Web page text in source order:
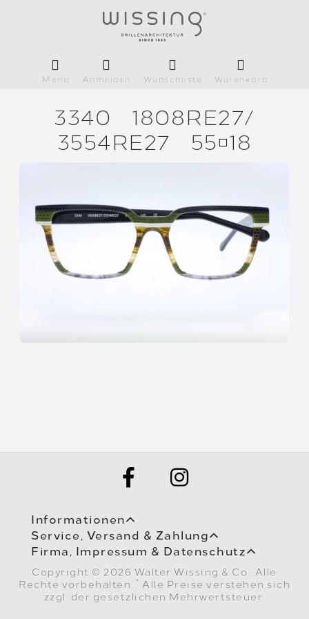
Menü Anmelden Wunschliste Warenkorb
3340
1808RE27/
3554RE27
5518
Informationen
Service, Versand & Zahlung
Firma, Impressum & Datenschutz
Copyright © 2026 Walter Wissing & Co.. Alle
Rechte vorbehalten.
* Alle Preise verstehen sich
zzgl. der gesetzlichen Mehrwertsteuer.